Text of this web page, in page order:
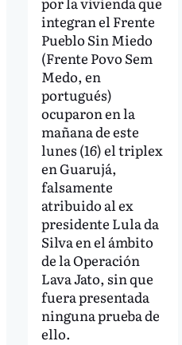
integran el Frente
Pueblo Sin Miedo
(Frente Povo Sem
Medo, en
portugués)
ocuparon en la
mañana de este
lunes (16) el triplex
en Guarujá,
falsamente
atribuido al ex
presidente Lula da
Silva en el ámbito
de la Operación
Lava Jato, sin que
fuera presentada
ninguna prueba de
ello.